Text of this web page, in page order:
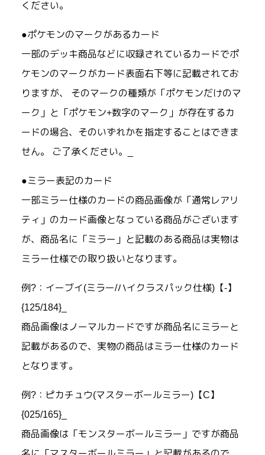
ください。
●ポケモンのマークがあるカード
一部のデッキ商品などに収録されているカードでポ
ケモンのマークがカード表面右下等に記載されてお
りますが、 そのマークの種類が「ポケモンだけのマ
ーク」と「ポケモン+数字のマーク」が存在するカ
ードの場合、そのいずれかを指定することはできま
せん。 ご了承ください。_
●ミラー表記のカード
一部ミラー仕様のカードの商品画像が「通常レアリ
ティ」のカード画像となっている商品がございます
が、商品名に「ミラー」と記載のある商品は実物は
ミラー仕様での取り扱いとなります。
例?：イーブイ(ミラー/ハイクラスパック仕様)【-】
{125/184}_
商品画像はノーマルカードですが商品名にミラーと
記載があるので、実物の商品はミラー仕様のカード
となります。
例?：ピカチュウ(マスターボールミラー)【C】
{025/165}_
商品画像は「モンスターボールミラー」ですが商品